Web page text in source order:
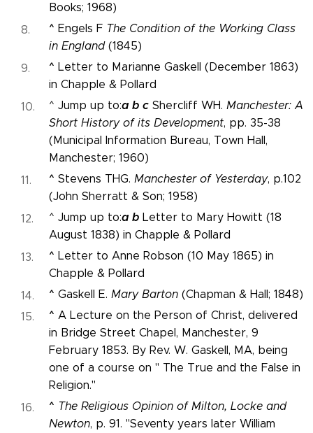
Books; 1968)
^ Engels F The Condition of the Working Class
in England(1845)
^ Letter to Marianne Gaskell (December 1863)
in Chapple & Pollard
^ Jump up to:a b c Shercliff WH. Manchester: A
Short History of its Development, pp. 35-38
(Municipal Information Bureau, Town Hall,
Manchester; 1960)
^ Stevens THG. Manchester of Yesterday, p.102
(John Sherratt & Son; 1958)
^ Jump up to:a b Letter to Mary Howitt (18
August 1838) in Chapple & Pollard
^ Letter to Anne Robson (10 May 1865) in
Chapple & Pollard
^ Gaskell E. Mary Barton (Chapman & Hall; 1848)
^ A Lecture on the Person of Christ, delivered
in Bridge Street Chapel, Manchester, 9
February 1853. By Rev. W. Gaskell, MA, being
one of a course on " The True and the False in
Religion."
^ The Religious Opinion of Milton, Locke and
Newton, p. 91. "Seventy years later William